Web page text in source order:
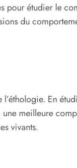
pour étudier le
du
En
meilleure
vivants.